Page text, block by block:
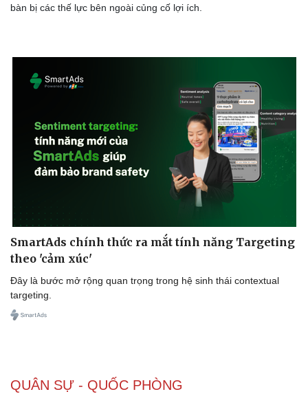
bàn bị các thế lực bên ngoài củng cố lợi ích.
SmartAds chính thức ra mắt tính năng Targeting
theo 'cảm xúc'
Đây là bước mở rộng quan trọng trong hệ sinh thái contextual
targeting.
QUÂN SỰ - QUỐC PHÒNG